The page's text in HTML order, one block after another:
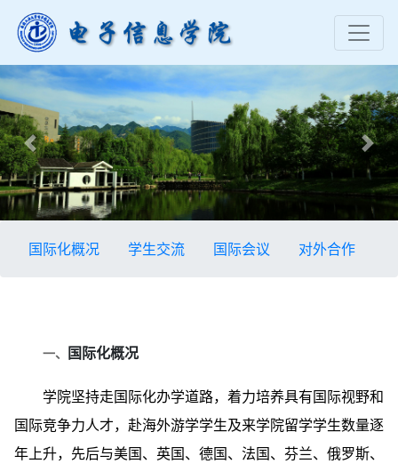
Previous Next
国际化概况 学生交流 国际会议 对外合作
一、 国际化概况
学院坚持走国际化办学道路，着力培养具有国际视野和
国际竞争力人才，赴海外游学学生及来学院留学学生数量逐
年上升，先后与美国、英国、德国、法国、芬兰、俄罗斯、